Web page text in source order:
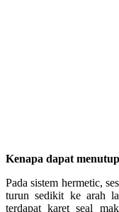
Kenapa dapat
Pada sistem hermetic,
turun sedikit ke arah
terdapat karet seal